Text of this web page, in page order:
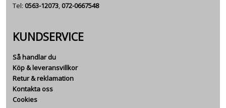
Tel: 0563-12073,072-0667548
KUNDSERVICE
Så handlar du
Köp & leveransvillkor
Retur & reklamation
Kontakta oss
Cookies